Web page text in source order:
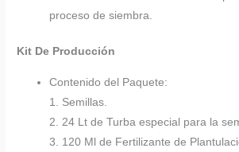
proceso de siembra.
Kit De Producción
Contenido del Paquete:
1. Semillas.
2. 24 Lt de Turba especial para la
3. 120 Ml de Fertilizante de